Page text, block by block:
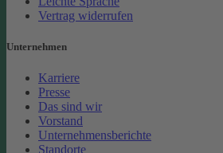
Vertrag widerrufen
Unternehmen
Karriere
Presse
Das sind wir
Vorstand
Unternehmensberichte
Standorte